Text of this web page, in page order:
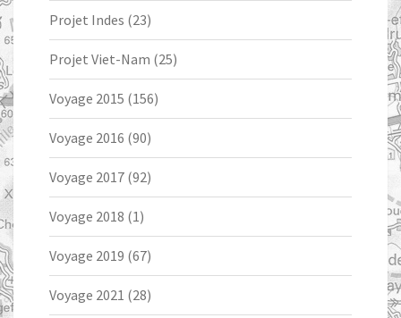
Projet Indes (23)
Projet Viet-Nam (25)
Voyage 2015 (156)
Voyage 2016 (90)
Voyage 2017 (92)
Voyage 2018 (1)
Voyage 2019 (67)
Voyage 2021 (28)